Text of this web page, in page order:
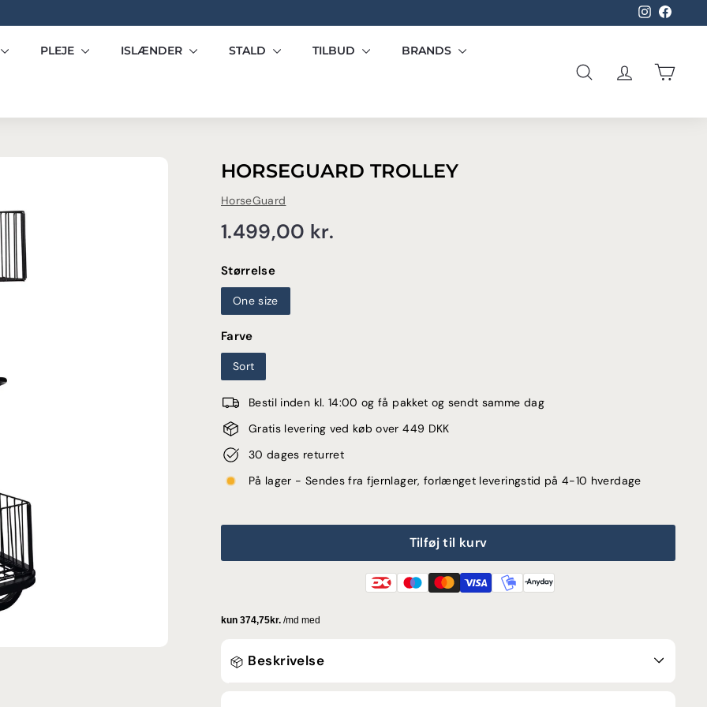
Pause
slideshow
Instagram
PLEJE ISLÆNDER STALD TILBUD
BRANDS
SØG
KONTOKURV
HORSEGUARD TROLLEY
HorseGuard
Normalpris
1.499,00 kr.
Størrelse
One size
Farve
Sort
Bestil inden kl. 14:00 og få pakket og sendt samme dag
Gratis levering ved køb over 449 DKK
30 dages returret
På lager - Sendes fra fjernlager, forlænget leveringstid på 4-10 hverdage
Tilføj til kurv
Beskrivelse